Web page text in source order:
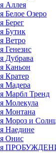
Аллея
Белое Озеро
Берег
Бутик
Ветро
Генезис
Дубрава
Каньон
Кратер
Мадера
Марбл Тренд
Молекула
Монтана
Мороз и
Наедине
Онис